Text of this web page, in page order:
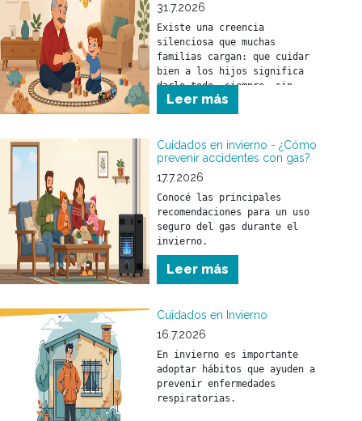
31.7.2026
Existe una creencia
silenciosa que muchas
familias cargan: que cuidar
bien a los hijos significa
darlo todo, siempre, sin
parar.
Leer más
Cuidados en invierno - ¿Cómo
prevenir accidentes con gas?
17.7.2026
Conocé las principales
recomendaciones para un uso
seguro del gas durante el
invierno.
Leer más
Cuidados en Invierno
16.7.2026
En invierno es importante
adoptar hábitos que ayuden a
prevenir enfermedades
respiratorias.